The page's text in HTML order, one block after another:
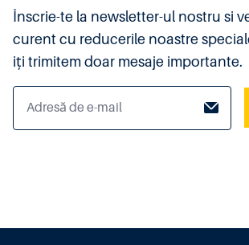
Înscrie-te la newsletter-ul nostru si
curent cu reducerile noastre
iți trimitem doar mesaje importante.